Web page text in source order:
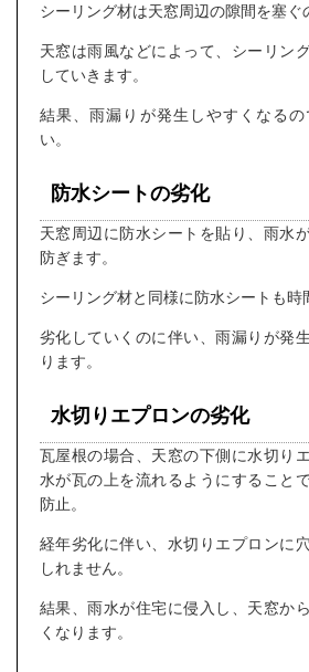
シーリング材は天窓周辺の隙間を塞ぐ
天窓は雨風などによって、シーリン
していきます。
結果、雨漏りが発生しやすくなる
い。
防水シートの劣化
天窓周辺に防水シートを貼り、雨水
防ぎます。
シーリング材と同様に防水シートも時
劣化していくのに伴い、雨漏りが発
ります。
水切りエプロンの劣化
瓦屋根の場合、天窓の下側に水切り
水が瓦の上を流れるようにすること
防止。
経年劣化に伴い、水切りエプロンに
しれません。
結果、雨水が住宅に侵入し、天窓か
くなります。